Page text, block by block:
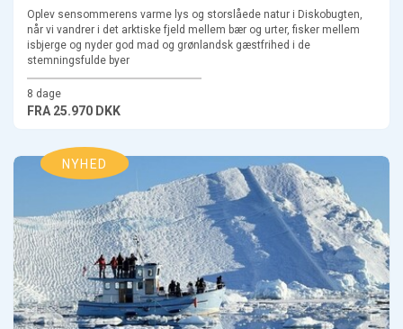
Oplev sensommerens varme lys og storslåede natur i Diskobugten,
når vi vandrer i det arktiske fjeld mellem bær og urter, fisker mellem
isbjerge og nyder god mad og grønlandsk gæstfrihed i de
stemningsfulde byer
8 dage
FRA 25.970 DKK
NYHED